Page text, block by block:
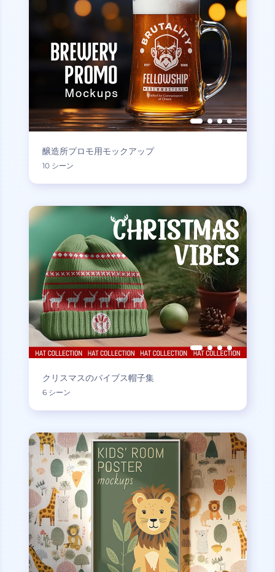
醸造所プロモ用モックアップ
10 シーン
クリスマスのバイブス帽子集
6 シーン